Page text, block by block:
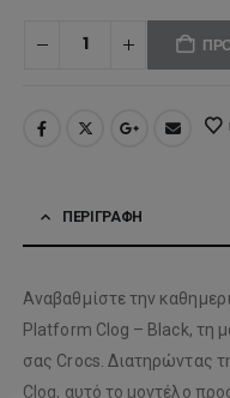
ΠΕΡΙΓΡΑΦΉ
Αναβαθμίστε την
Platform Clog – Black, τη
σας Crocs. Διατηρώντας
Clog, αυτό το μοντέλο